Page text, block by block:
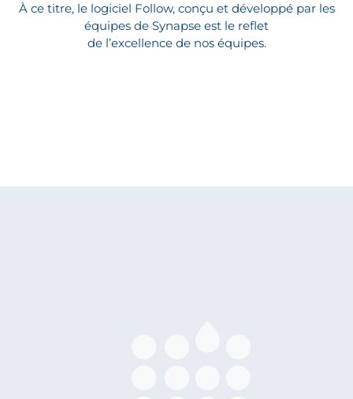
À ce titre, le logiciel Follow, conçu et développé par les
équipes de Synapse est le reflet
de l’excellence de nos équipes.